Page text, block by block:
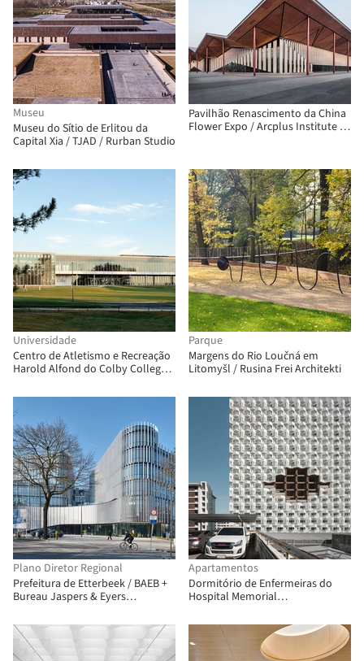
Museu
Museu do Sítio de Erlitou da
Capital Xia / TJAD / Rurban Studio
Pavilhão Renascimento da China
Flower Expo / Arcplus Institute of
Universidade
Centro de Atletismo e Recreação
Harold Alfond do Colby College /
Parque
Margens do Rio Loučná em
Litomyšl / Rusina Frei Architekti
Plano Diretor Regional
Prefeitura de Etterbeek / BAEB +
Bureau Jaspers & Eyers
Apartamentos
Dormitório de Enfermeiras do
Hospital Memorial